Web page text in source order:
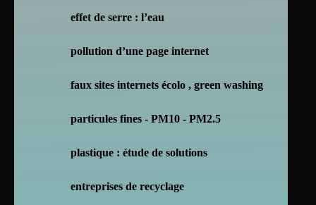
effet de serre : l’eau
pollution d’une page internet
faux sites internets écolo , green washing
particules fines - PM10 - PM2.5
plastique : étude de solutions
entreprises de recyclage